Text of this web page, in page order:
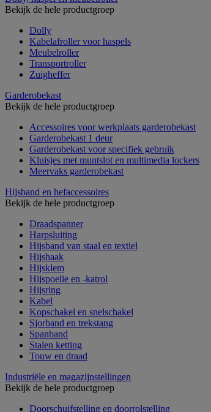
Bekijk de hele productgroep
Dolly
Kabelafroller voor haspels
Meubelroller
Transportroller
Zuigheffer
Garderobekast
Bekijk de hele productgroep
Accessoires voor werkplaats garderobekast
Garderobekast 1 deur
Garderobekast voor specifiek gebruik
Kluisjes met muntslot en multimedia lockers
Meervaks garderobekast
Hijsband en hefaccessoires
Bekijk de hele productgroep
Draadspanner
Harpsluiting
Hijsband van staal en textiel
Hijshaak
Hijsklem
Hijspoelie en -katrol
Hijsring
Kabel
Kopschakel en snelschakel
Sjorband en trekstang
Spanband
Stalen ketting
Touw en draad
Industriële en magazijnstellingen
Bekijk de hele productgroep
Doorschuifstelling en doorrolstelling